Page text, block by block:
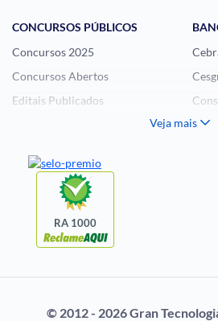
CONCURSOS PÚBLICOS
Concursos 2025
Concursos Abertos
Editais Publicados
Questões de Concurso
FCC
CONCURSOS POR
OAB
Veja mais
RA 1000
© 2012 - 2026 Gran